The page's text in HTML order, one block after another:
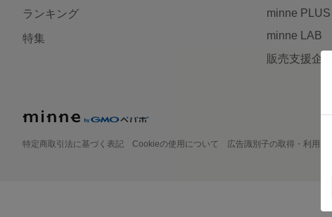
ランキング
特集
minne PLUS
minne LAB
販売支援企
特定商取引法に基づく表記 Cookieの使用について 広告識別子の取得・利用